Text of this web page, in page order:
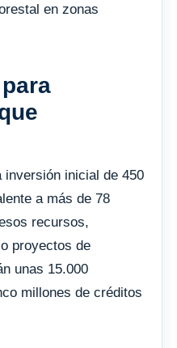
en zonas
inversión inicial de 450
a más de 78
recursos,
proyectos de
unas 15.000
millones de créditos